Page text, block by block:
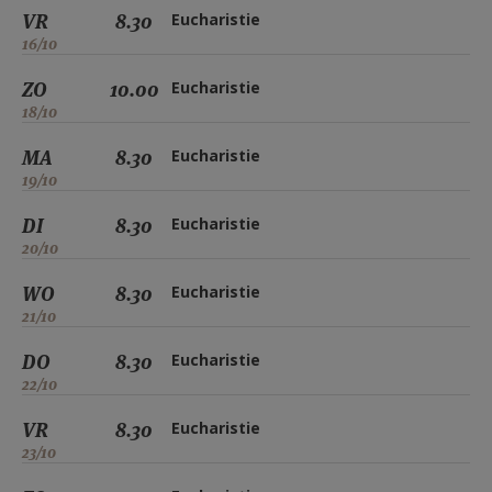
VR
16/10
8.30 Eucharistie
ZO
18/10
10.00 Eucharistie
MA
19/10
8.30 Eucharistie
DI
20/10
8.30 Eucharistie
WO
21/10
8.30 Eucharistie
DO
22/10
8.30 Eucharistie
VR
23/10
8.30 Eucharistie